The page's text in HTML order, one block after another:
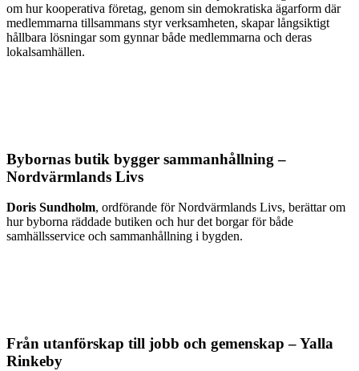
om hur kooperativa företag, genom sin demokratiska ägarform där
medlemmarna tillsammans styr verksamheten, skapar långsiktigt
hållbara lösningar som gynnar både medlemmarna och deras
lokalsamhällen.
Bybornas butik bygger sammanhållning –
Nordvärmlands Livs
Doris Sundholm, ordförande för Nordvärmlands Livs, berättar om
hur byborna räddade butiken och hur det borgar för både
samhällsservice och sammanhållning i bygden.
Från utanförskap till jobb och gemenskap –Yalla
Rinkeby